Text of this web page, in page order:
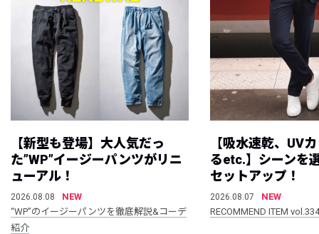
【新型も登場】大人気だっ
た”WP”イージーパンツがリニ
ューアル！
2026.08.08
NEW
“WP”のイージーパンツを徹底解説&コーデ
紹介
【吸水速乾、UV
るetc.】シーンを
セットアップ！
2026.08.07
NEW
RECOMMEND ITEM vol.334